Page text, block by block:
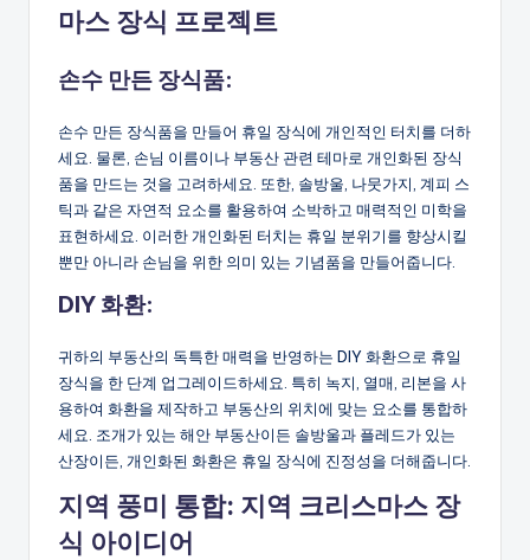
마스 장식 프로젝트
손수 만든 장식품:
손수 만든 장식품을 만들어 휴일 장식에 개인적인 터치를 더하
세요. 물론, 손님 이름이나 부동산 관련 테마로 개인화된 장식
품을 만드는 것을 고려하세요. 또한, 솔방울, 나뭇가지, 계피 스
틱과 같은 자연적 요소를 활용하여 소박하고 매력적인 미학을
표현하세요. 이러한 개인화된 터치는 휴일 분위기를 향상시킬
뿐만 아니라 손님을 위한 의미 있는 기념품을 만들어줍니다.
DIY 화환:
귀하의 부동산의 독특한 매력을 반영하는 DIY 화환으로 휴일
장식을 한 단계 업그레이드하세요. 특히 녹지, 열매, 리본을 사
용하여 화환을 제작하고 부동산의 위치에 맞는 요소를 통합하
세요. 조개가 있는 해안 부동산이든 솔방울과 플레드가 있는
산장이든, 개인화된 화환은 휴일 장식에 진정성을 더해줍니다.
지역 풍미 통합: 지역 크리스마스 장
식 아이디어